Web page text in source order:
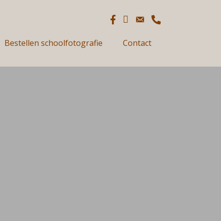
Bestellen schoolfotografie Contact